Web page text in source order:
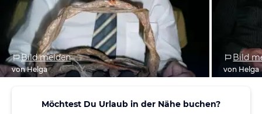
Bild melden
von Helga
Bild
von Helga
Möchtest Du Urlaub in der Nähe buchen?